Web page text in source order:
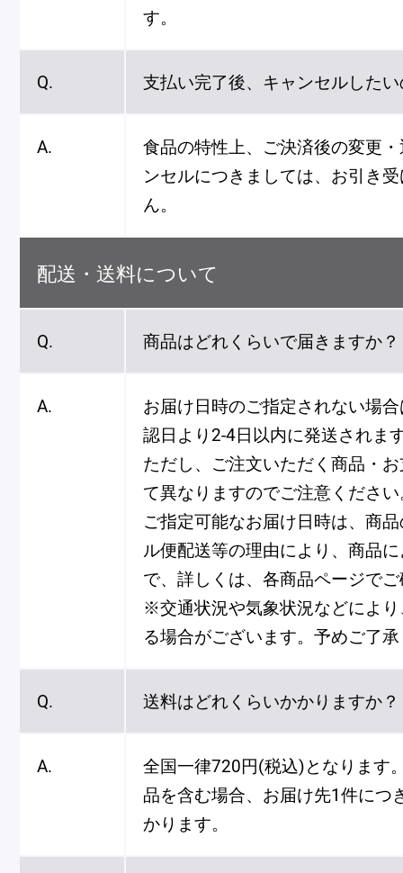
す。
Q. 支払い完了後、キャンセルした
A.
食品の特性上、ご決済後の変更
ンセルにつきましては、お引き
ん。
配送・送料について
Q. 商品はどれくらいで届きますか？
A.
お届け日時のご指定されない場
認日より2-4日以内に発送されま
ただし、ご注文いただく商品・
て異なりますのでご注意くださ
ご指定可能なお届け日時は、商
ル便配送等の理由により、商品
で、詳しくは、各商品ページで
※交通状況や気象状況などによ
る場合がございます。予めご了
Q. 送料はどれくらいかかりますか？
A.
全国一律720円(税込)となります
品を含む場合、お届け先1件につ
かります。